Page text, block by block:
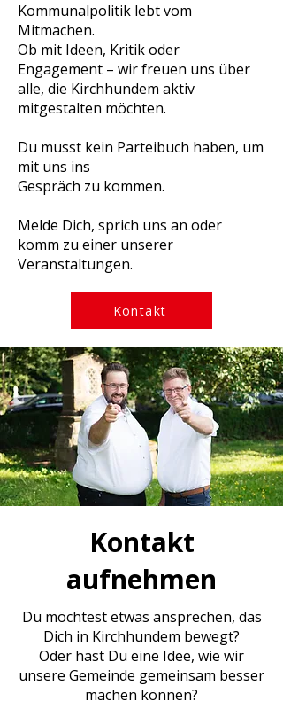
Kommunalpolitik lebt vom
Mitmachen.
Ob mit Ideen, Kritik oder
Engagement – wir freuen uns über
alle, die Kirchhundem aktiv
mitgestalten möchten.
Du musst kein Parteibuch haben, um
mit uns ins
Gespräch zu kommen.
Melde Dich, sprich uns an oder
komm zu einer unserer
Veranstaltungen.
Kontakt
Kontakt
aufnehmen
Du möchtest etwas ansprechen, das
Dich in Kirchhundem bewegt?
Oder hast Du eine Idee, wie wir
unsere Gemeinde gemeinsam besser
machen können?